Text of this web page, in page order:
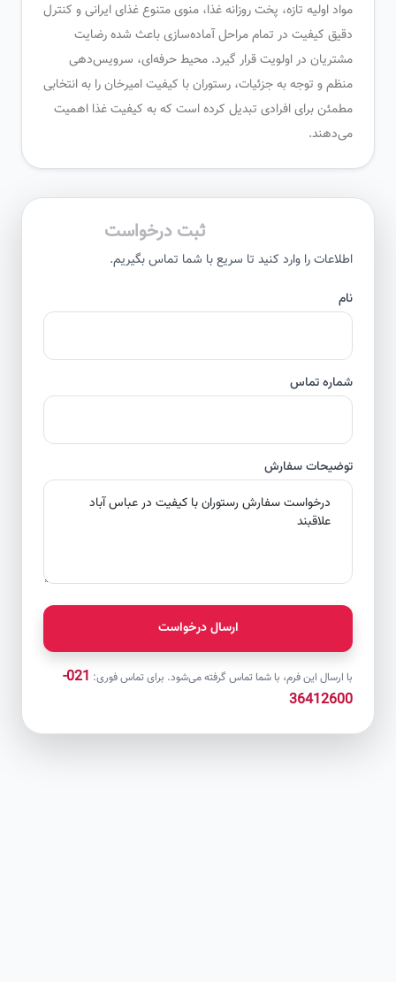
مواد اولیه تازه، پخت روزانه غذا، منوی متنوع غذای ایرانی و کنترل
دقیق کیفیت در تمام مراحل آماده‌سازی باعث شده رضایت
مشتریان در اولویت قرار گیرد. محیط حرفه‌ای، سرویس‌دهی
منظم و توجه به جزئیات، رستوران با کیفیت امیرخان را به انتخابی
مطمئن برای افرادی تبدیل کرده است که به کیفیت غذا اهمیت
می‌دهند.
ثبت درخواست
اطلاعات را وارد کنید تا سریع با شما تماس بگیریم.
شماره تماس
توضیحات سفارش
ارسال درخواست
با ارسال این فرم، با شما تماس گرفته می‌شود. برای تماس فوری:
021-
36412600